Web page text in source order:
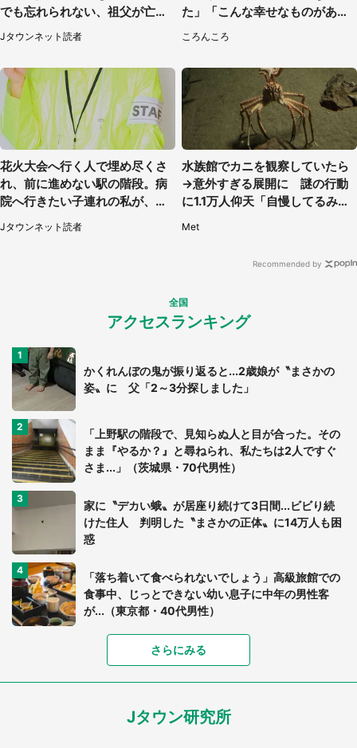
でも忘れられない、祖父が亡く
なった夜に見た光景（30代女
性）
Jタウンネット読者
た」「こんな幸せなものがあっ
ころんころ
花火大会へ行く人で埋め尽くさ
れ、前に進めない駅の階段。病
院へ行きたい子連れの私が、ス
タッフに事情を説明すると...
（埼玉県・女性）
Jタウンネット読者
水族館でカニを観察していたら
→意外すぎる展開に 謎の行動
に1.1万人仰天「自慢してるみた
Met
Recommended by
全国
アクセスランキング
かくれんぼの鬼が振り返ると...2歳娘が〝まさかの
姿〟に 父「2～3分探しました」
「上野駅の階段で、見知らぬ人と目が合った。その
まま『やるか？』と尋ねられ、私たちは2人ですぐ
さま...」（茨城県・70代男性）
家に〝デカい蛾〟が居座り続けて3日間...ビビり続
けた住人 判明した〝まさかの正体〟に14万人も困
惑
「落ち着いて食べられないでしょう」高級旅館での
食事中、じっとできない幼い息子に中年の男性客
が...（東京都・40代男性）
「可愛いのにホラー」「事件性を感じる」 ふわふ
「孫にあげると思って、あなたにこれをあげる」
さらにみる
Jタウン研究所